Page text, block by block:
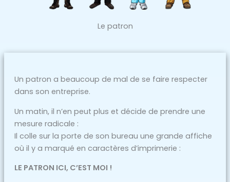
Le patron
Un patron a beaucoup de mal de se faire respecter
dans son entreprise.
Un matin, il n’en peut plus et décide de prendre une
mesure radicale :
Il colle sur la porte de son bureau une grande affiche
où il y a marqué en caractères d’imprimerie :
LE PATRON ICI, C’EST MOI !